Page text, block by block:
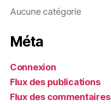
Aucune catégorie
Méta
Connexion
Flux des publications
Flux des commentaires